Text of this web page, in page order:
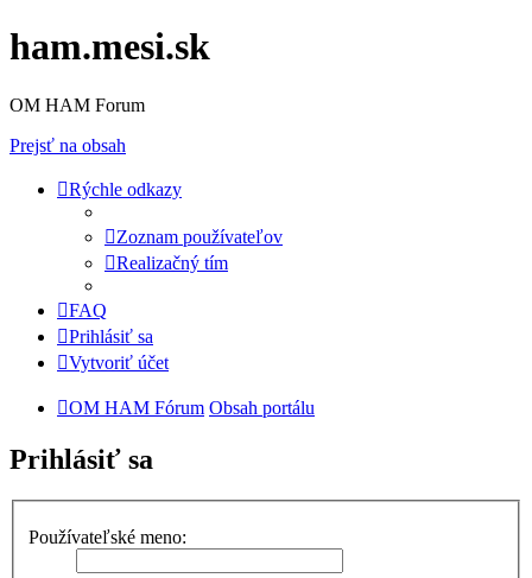
ham.mesi.sk
OM HAM Forum
Prejsť na obsah
Rýchle odkazy
Zoznam používateľov
Realizačný tím
FAQ
Prihlásiť sa
Vytvoriť účet
OM HAM Fórum Obsah portálu
Prihlásiť sa
Používateľské meno: